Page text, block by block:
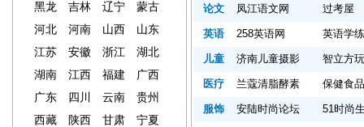
论文 凤江语文网 过考屋
英语 258英语网 英语学
儿童 济南儿童摄影 智立方
医疗 兰蔻清脂酵素 保健食
服饰 安陆时尚论坛 51时尚
黑龙
吉林 辽宁
蒙古
河北
河南 山西
山东
江苏
安徽 浙江
湖北
湖南
江西 福建
广西
广东
四川 云南
贵州
西藏
陕西 甘肃
宁夏